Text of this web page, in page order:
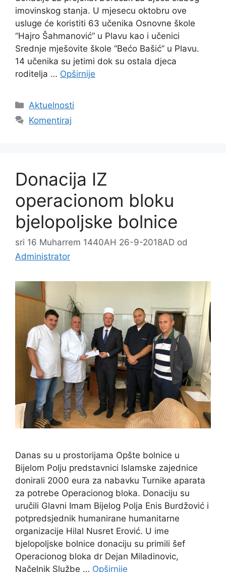
imovinskog stanja. U mjesecu oktobru ove
usluge će koristiti 63 učenika Osnovne škole
“Hajro Šahmanović” u Plavu kao i učenici
Srednje mješovite škole “Bećo Bašić” u Plavu.
14 učenika su jetimi dok su ostala djeca
roditelja … Opširnije
Kategorije
Aktuelnosti
Komentiraj
Donacija IZ
operacionom bloku
bjelopoljske bolnice
sri 16 Muharrem 1440AH 26-9-2018AD od
Administrator
Danas su u prostorijama Opšte bolnice u
Bijelom Polju predstavnici Islamske zajednice
donirali 2000 eura za nabavku Turnike aparata
za potrebe Operacionog bloka. Donaciju su
uručili Glavni Imam Bijelog Polja Enis Burdžović i
potpredsjednik humanirane humanitarne
organizacije Hilal Nusret Erović. U ime
bjelopoljske bolnice donaciju su primili šef
Operacionog bloka dr Dejan Miladinovic,
Načelnik Službe … Opširnije